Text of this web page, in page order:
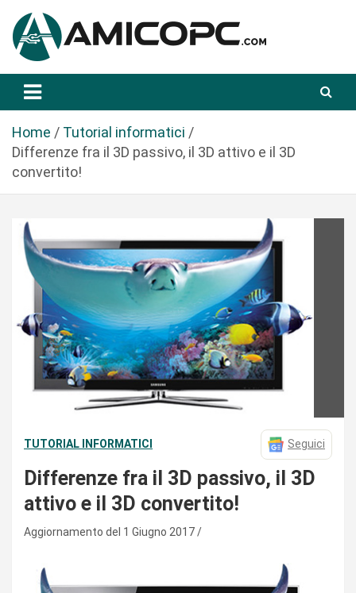
a
Amicopc.com
Home
Tutorial informatici
Differenze fra il 3D passivo, il 3D attivo e il 3D
convertito!
TUTORIAL INFORMATICI Seguici
Differenze fra il 3D passivo, il 3D
attivo e il 3D convertito!
Aggiornamento del 1 Giugno 2017